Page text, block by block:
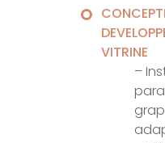
VITRINE
–